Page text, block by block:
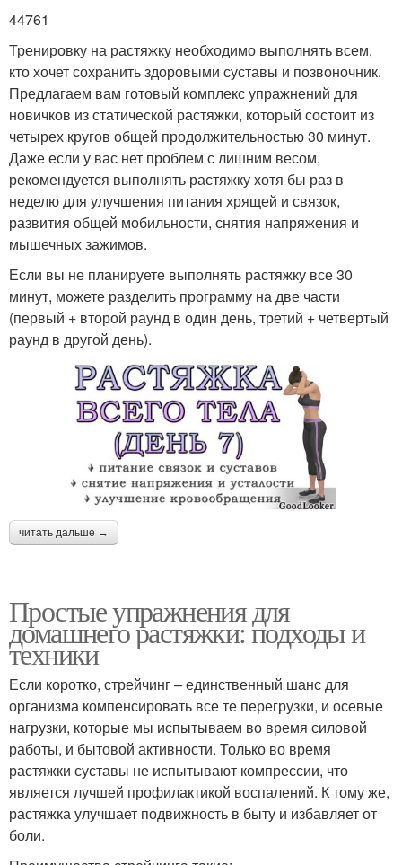
44761
Тренировку на растяжку необходимо выполнять всем,
кто хочет сохранить здоровыми суставы и позвоночник.
Предлагаем вам готовый комплекс упражнений для
новичков из статической растяжки, который состоит из
четырех кругов общей продолжительностью 30 минут.
Даже если у вас нет проблем с лишним весом,
рекомендуется выполнять растяжку хотя бы раз в
неделю для улучшения питания хрящей и связок,
развития общей мобильности, снятия напряжения и
мышечных зажимов.
Если вы не планируете выполнять растяжку все 30
минут, можете разделить программу на две части
(первый + второй раунд в один день, третий + четвертый
раунд в другой день).
читать дальше →
Простые упражнения для
домашнего растяжки: подходы и
техники
Если коротко, стрейчинг – единственный шанс для
организма компенсировать все те перегрузки, и осевые
нагрузки, которые мы испытываем во время силовой
работы, и бытовой активности. Только во время
растяжки суставы не испытывают компрессии, что
является лучшей профилактикой воспалений. К тому же,
растяжка улучшает подвижность в быту и избавляет от
боли.